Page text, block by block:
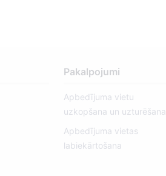
Pakalpojumi
Apbedījuma vietu
uzkopšana un uzturēšana
Apbedījuma vietas
labiekārtošana